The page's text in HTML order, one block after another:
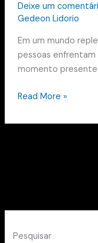
Deixe um
Gedeon Lidorio
Em um mundo
pessoas
momento presente.
Read More »
Pesquisar